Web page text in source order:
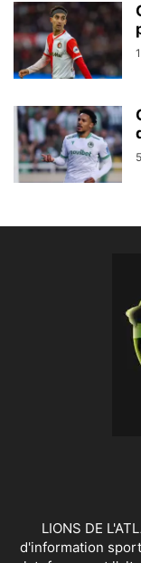
LIONS DE
d'information